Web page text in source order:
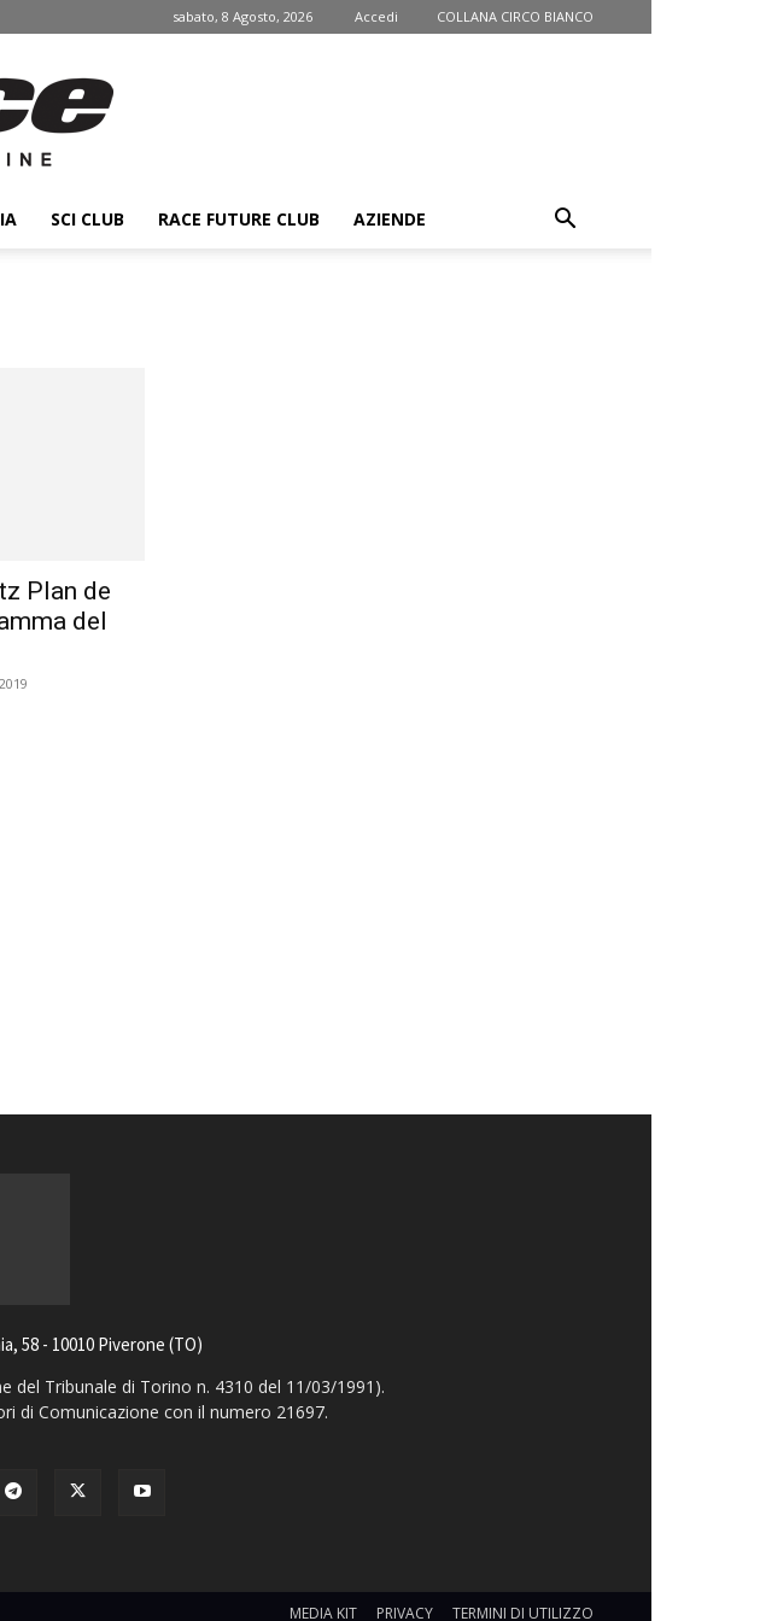
sabato, 8 Agosto, 2026 Accedi COLLANA CIRCO BIANCO
SCI CLUB RACE FUTURE CLUB AZIENDE
Plan de
del
58 - 10010 Piverone (TO)
del Tribunale di Torino n. 4310 del 11/03/1991).
di Comunicazione con il numero 21697.
MEDIA KIT PRIVACY TERMINI DI UTILIZZO